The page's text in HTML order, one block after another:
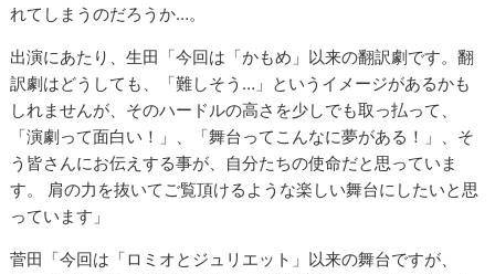
れてしまうのだろうか…。
出演にあたり、生田「今回は「かもめ」以来の翻訳劇です。翻
訳劇はどうしても、「難しそう…」というイメージがあるかも
しれませんが、そのハードルの高さを少しでも取っ払って、
「演劇って面白い！」、「舞台ってこんなに夢がある！」、そ
う皆さんにお伝えする事が、自分たちの使命だと思っていま
す。 肩の力を抜いてご覧頂けるような楽しい舞台にしたいと思
っています」
菅田「今回は「ロミオとジュリエット」以来の舞台ですが、